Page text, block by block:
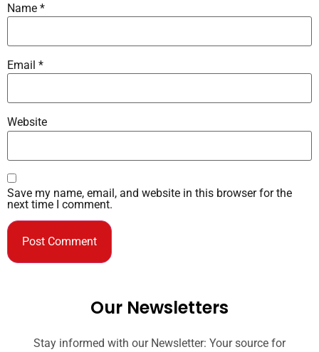
Name *
Email *
Website
Save my name, email, and website in this browser for the
next time I comment.
Our Newsletters
Stay informed with our Newsletter: Your source for